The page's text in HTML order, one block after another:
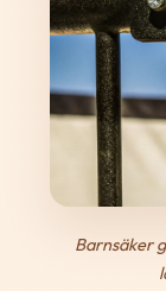
Barnsäker